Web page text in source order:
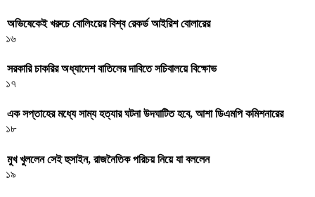
অভিষেকেই খরুচে বোলিংয়ের বিশ্ব রেকর্ড আইরিশ বোলারের
১৬
সরকারি চাকরির অধ্যাদেশ বাতিলের দাবিতে সচিবালয়ে বিক্ষোভ
১৭
এক সপ্তাহের মধ্যে সাম্য হত্যার ঘটনা উদঘাটিত হবে, আশা ডিএমপি কমিশনারের
১৮
মুখ খুললেন সেই হুসাইন, রাজনৈতিক পরিচয় নিয়ে যা বললেন
১৯